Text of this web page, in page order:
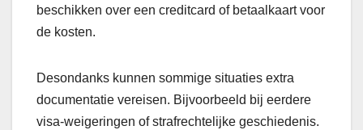
beschikken over een creditcard of betaalkaart voor
de kosten.
Desondanks kunnen sommige situaties extra
documentatie vereisen. Bijvoorbeeld bij eerdere
visa-weigeringen of strafrechtelijke geschiedenis.